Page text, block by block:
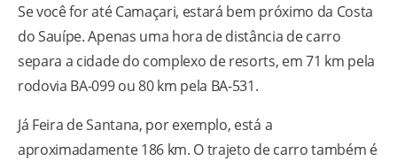
Se você for até Camaçari, estará bem próximo da Costa
do Sauípe. Apenas uma hora de distância de carro
separa a cidade do complexo de resorts, em 71 km pela
rodovia BA-099 ou 80 km pela BA-531.
Já Feira de Santana, por exemplo, está a
aproximadamente 186 km. O trajeto de carro também é